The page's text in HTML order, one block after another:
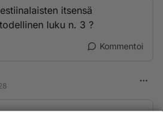
itsensä
luku n. 3 ?
Kommentoi